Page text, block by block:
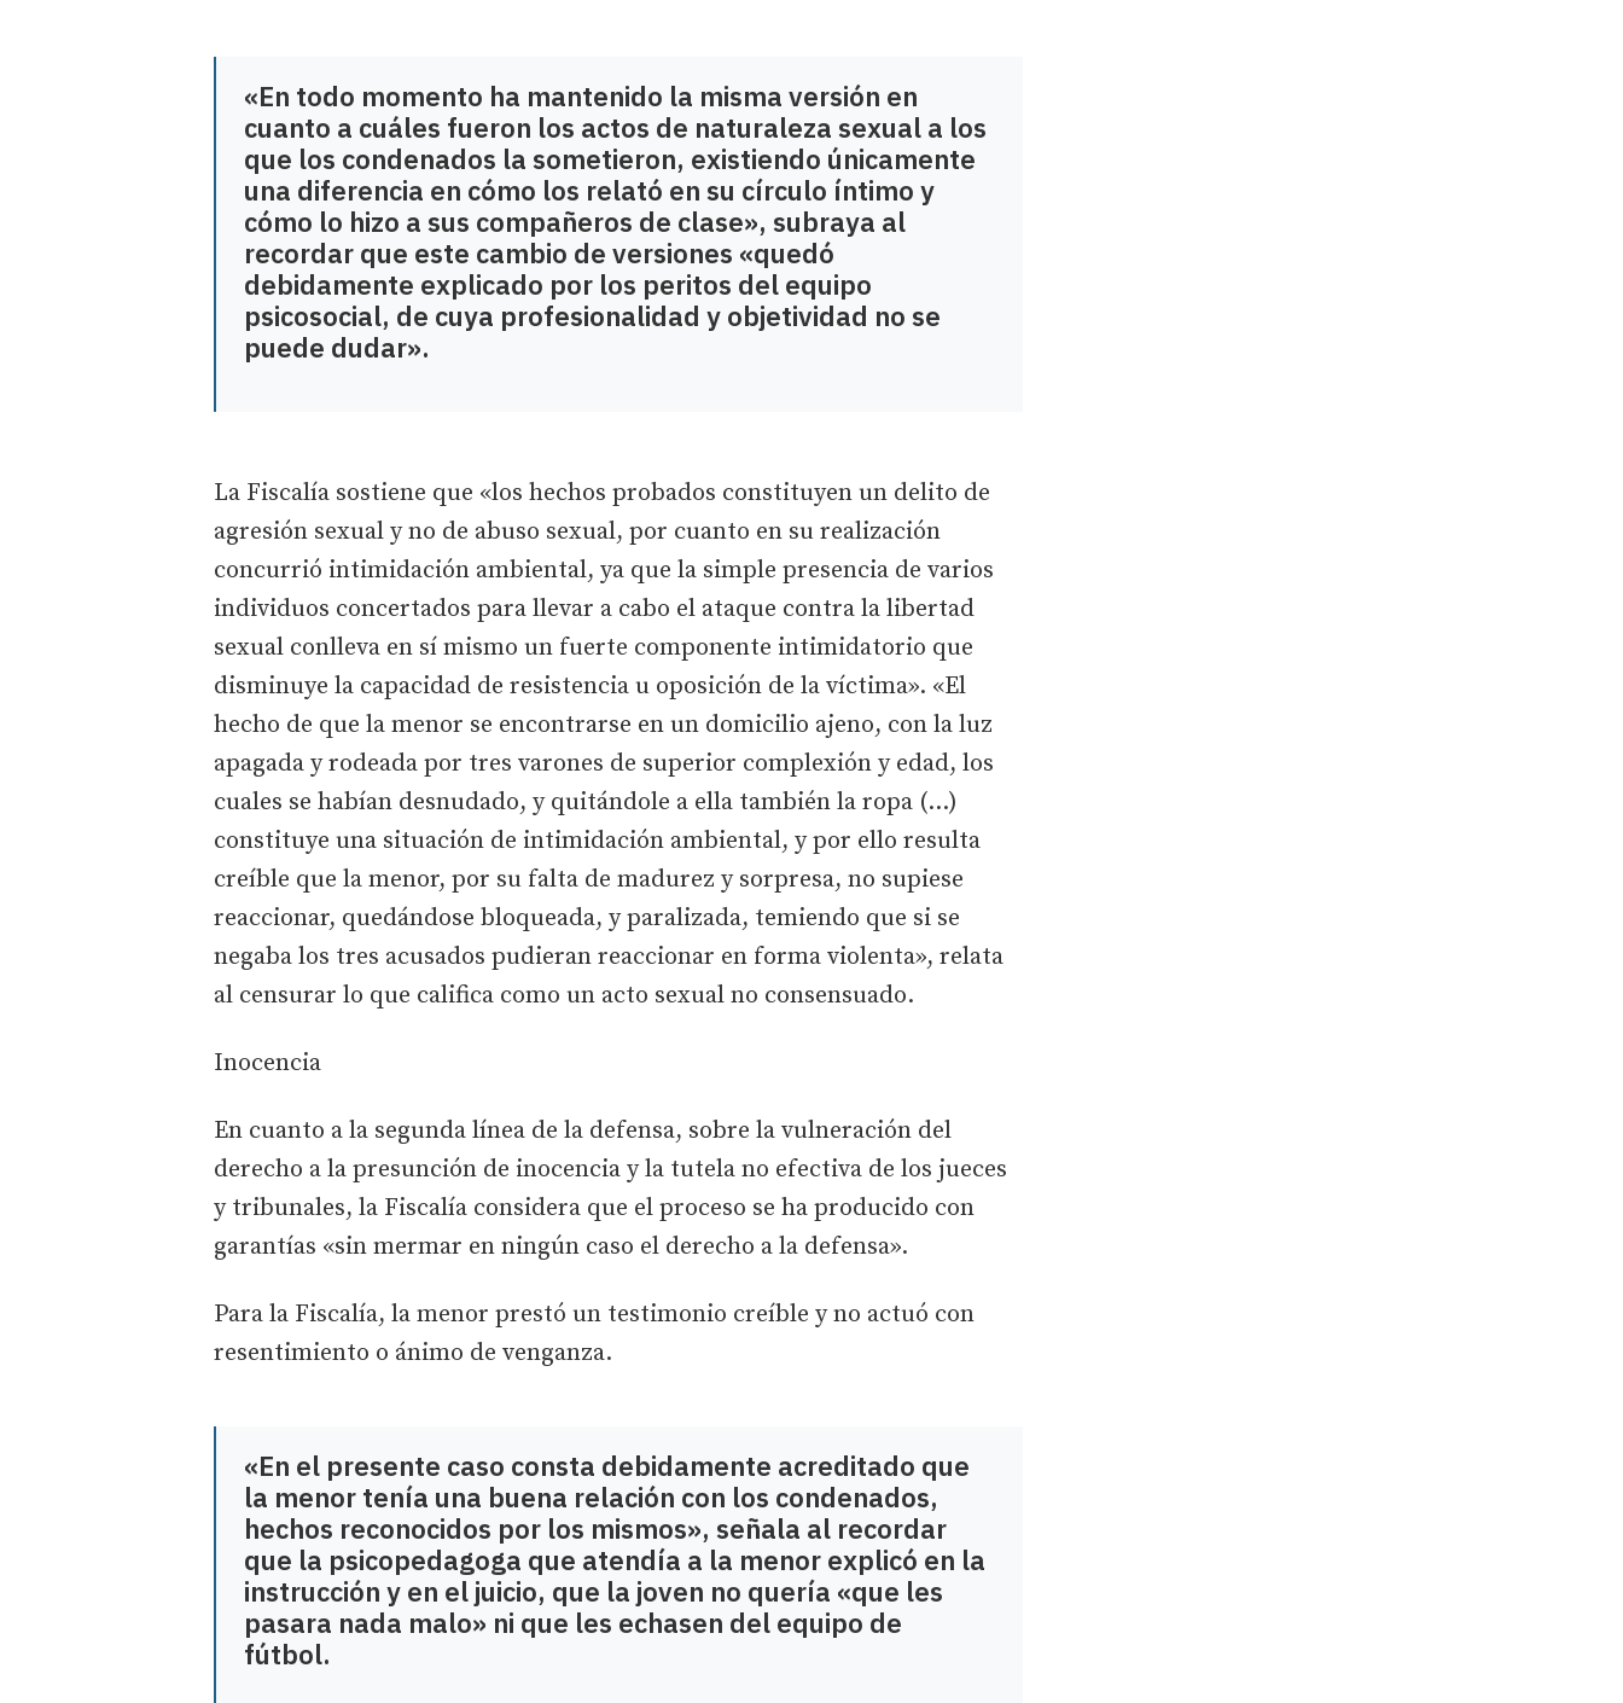
«En todo momento ha mantenido la misma versión en
cuanto a cuáles fueron los actos de naturaleza sexual a los
que los condenados la sometieron, existiendo únicamente
una diferencia en cómo los relató en su círculo íntimo y
cómo lo hizo a sus compañeros de clase», subraya al
recordar que este cambio de versiones «quedó
debidamente explicado por los peritos del equipo
psicosocial, de cuya profesionalidad y objetividad no se
puede dudar».
La Fiscalía sostiene que «los hechos probados constituyen un delito de
agresión sexual y no de abuso sexual, por cuanto en su realización
concurrió intimidación ambiental, ya que la simple presencia de varios
individuos concertados para llevar a cabo el ataque contra la libertad
sexual conlleva en sí mismo un fuerte componente intimidatorio que
disminuye la capacidad de resistencia u oposición de la víctima». «El
hecho de que la menor se encontrarse en un domicilio ajeno, con la luz
apagada y rodeada por tres varones de superior complexión y edad, los
cuales se habían desnudado, y quitándole a ella también la ropa (…)
constituye una situación de intimidación ambiental, y por ello resulta
creíble que la menor, por su falta de madurez y sorpresa, no supiese
reaccionar, quedándose bloqueada, y paralizada, temiendo que si se
negaba los tres acusados pudieran reaccionar en forma violenta», relata
al censurar lo que califica como un acto sexual no consensuado.
Inocencia
En cuanto a la segunda línea de la defensa, sobre la vulneración del
derecho a la presunción de inocencia y la tutela no efectiva de los jueces
y tribunales, la Fiscalía considera que el proceso se ha producido con
garantías «sin mermar en ningún caso el derecho a la defensa».
Para la Fiscalía, la menor prestó un testimonio creíble y no actuó con
resentimiento o ánimo de venganza.
«En el presente caso consta debidamente acreditado que
la menor tenía una buena relación con los condenados,
hechos reconocidos por los mismos», señala al recordar
que la psicopedagoga que atendía a la menor explicó en la
instrucción y en el juicio, que la joven no quería «que les
pasara nada malo» ni que les echasen del equipo de
fútbol.